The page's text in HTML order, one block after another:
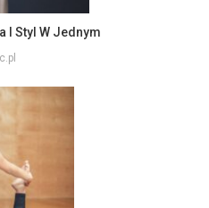
I Styl W Jednym